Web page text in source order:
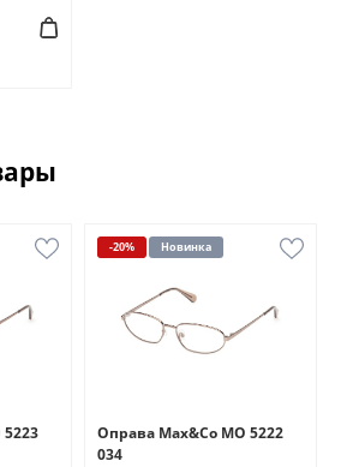
-20% Новинка
Оправа Max&Co MO 5222
034